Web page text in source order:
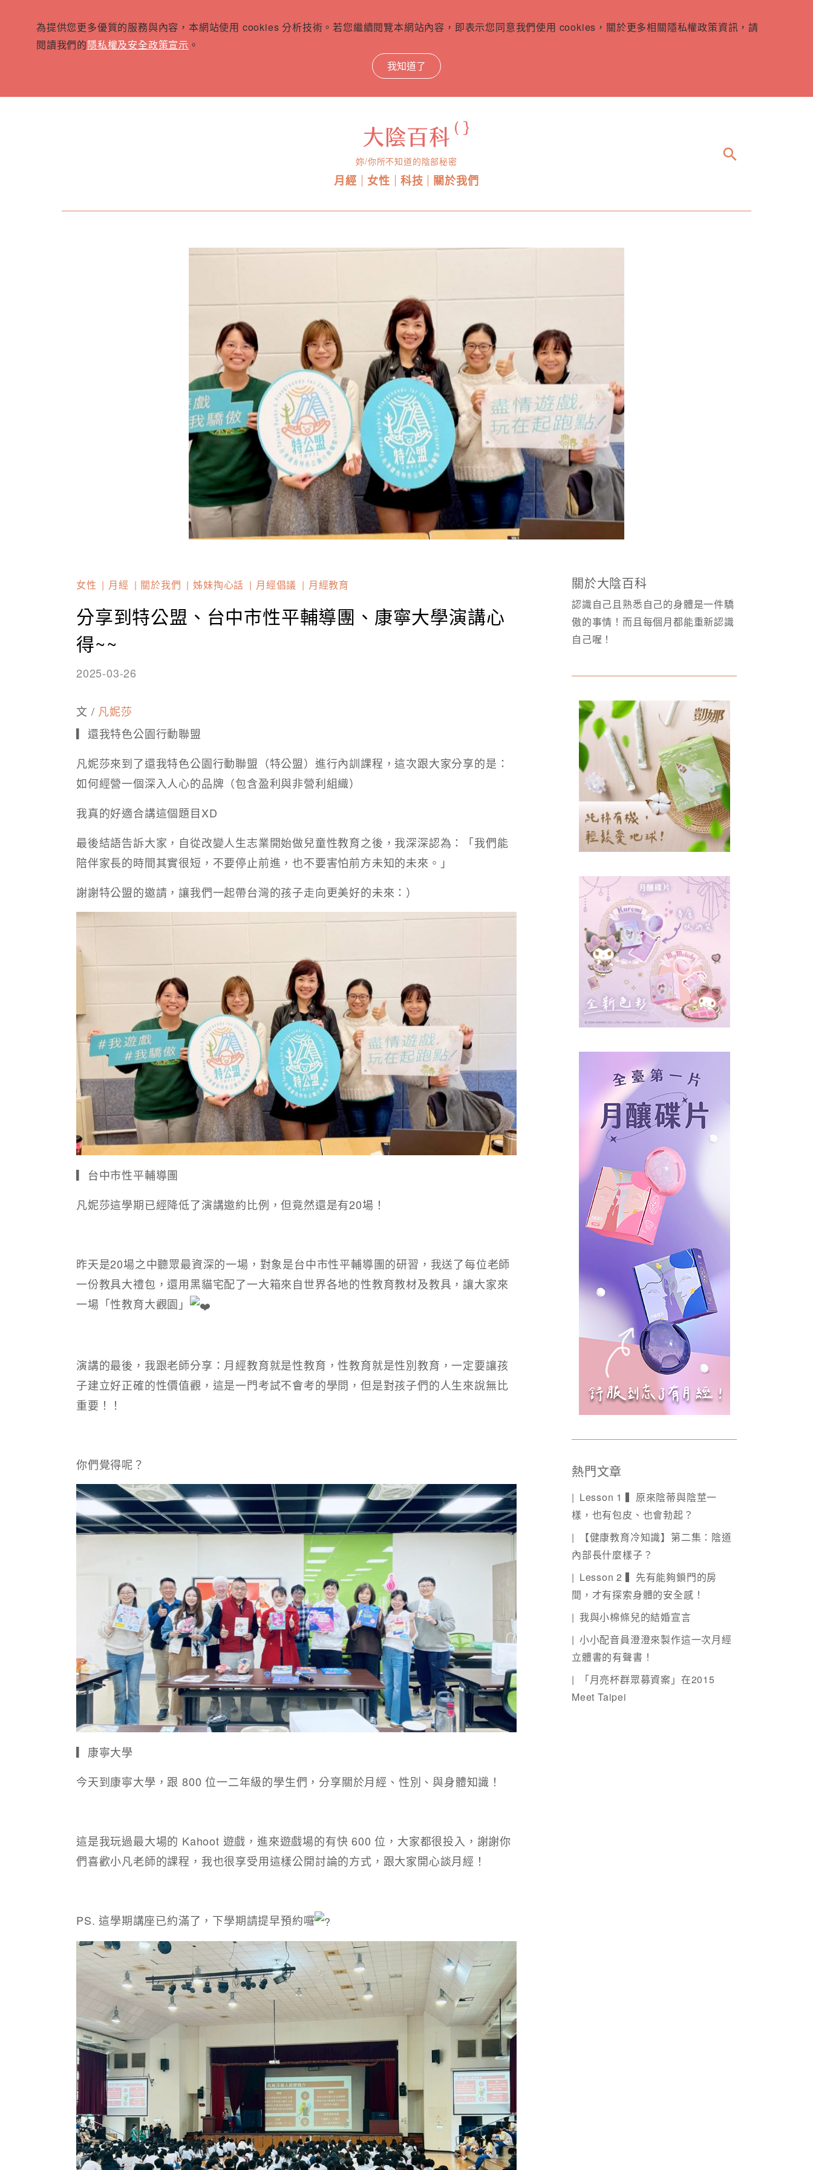
為提供您更多優質的服務與內容，本網站使用 cookies 分析技術。若您繼續閱覽本網站內容，即表示您同意我們使用 cookies，關於更多相關隱私權政策資訊，請
閱讀我們的隱私權及安全政策宣示 。
我知道了
妳/你所不知道的陰部秘密
月經 女性 科技 關於我們
search
女性 月經 關於我們 姊妹掏心話 月經倡議 月經教育
分享到特公盟、台中市性平輔導團、康寧大學演講心
得~~
2025-03-26
文 / 凡妮莎
▎還我特色公園行動聯盟
凡妮莎來到了還我特色公園行動聯盟（特公盟）進行內訓課程，這次跟大家分享的是：
如何經營一個深入人心的品牌（包含盈利與非營利組織）
我真的好適合講這個題目XD
最後結語告訴大家，自從改變人生志業開始做兒童性教育之後，我深深認為：「我們能
陪伴家長的時間其實很短，不要停止前進，也不要害怕前方未知的未來。」
謝謝特公盟的邀請，讓我們一起帶台灣的孩子走向更美好的未來：）
▎台中市性平輔導團
凡妮莎這學期已經降低了演講邀約比例，但竟然還是有20場！
昨天是20場之中聽眾最資深的一場，對象是台中市性平輔導團的研習，我送了每位老師
一份教具大禮包，還用黑貓宅配了一大箱來自世界各地的性教育教材及教具，讓大家來
一場「性教育大觀園」
演講的最後，我跟老師分享：月經教育就是性教育，性教育就是性別教育，一定要讓孩
子建立好正確的性價值觀，這是一門考試不會考的學問，但是對孩子們的人生來說無比
重要！！
你們覺得呢？
▎康寧大學
今天到康寧大學，跟 800 位一二年級的學生們，分享關於月經、性別、與身體知識！
這是我玩過最大場的 Kahoot 遊戲，進來遊戲場的有快 600 位，大家都很投入，謝謝你
們喜歡小凡老師的課程，我也很享受用這樣公開討論的方式，跟大家開心談月經！
PS. 這學期講座已約滿了，下學期請提早預約囉
關於大陰百科
認識自己且熟悉自己的身體是一件驕
傲的事情！而且每個月都能重新認識
自己喔！
熱門文章
Lesson 1 ▍原來陰蒂與陰莖一
樣，也有包皮、也會勃起？
【健康教育冷知識】第二集：陰道
內部長什麼樣子？
Lesson 2 ▍先有能夠鎖門的房
間，才有探索身體的安全感！
我與小棉條兒的結婚宣言
小小配音員澄澄來製作這一次月經
立體書的有聲書！
「月亮杯群眾募資案」在2015
Meet Taipei